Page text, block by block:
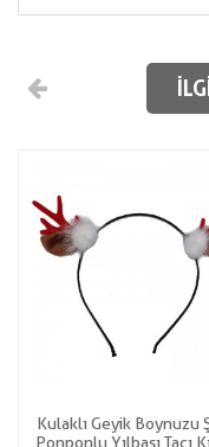
Kulaklı Geyik Boynuzu
Ponponlu Yılbaşı Tacı